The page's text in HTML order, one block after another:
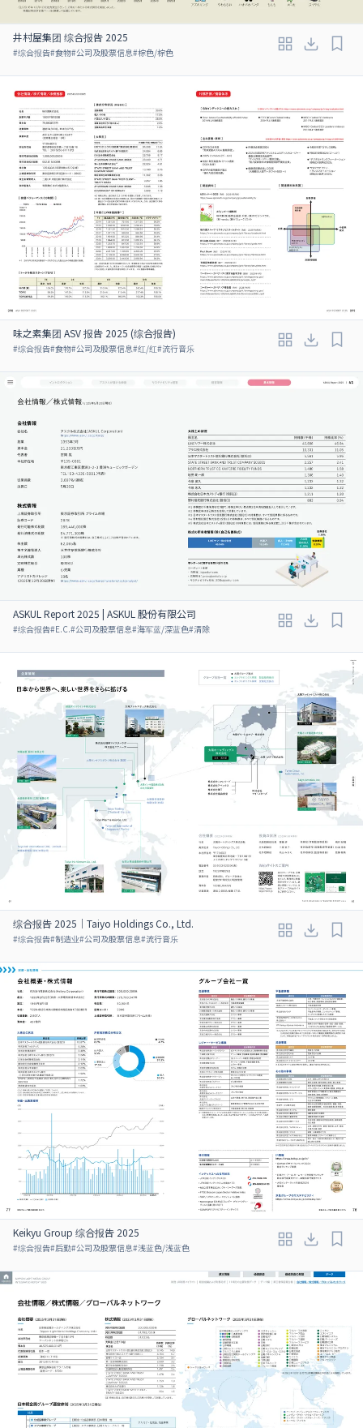
井村屋集团 综合报告 2025
#综合报告#食物#公司及股票信息#棕色/棕色
味之素集团 ASV 报告 2025 (综合报告)
#综合报告#食物#公司及股票信息#红/红#流行音乐
ASKUL Report 2025 | ASKUL 股份有限公司
#综合报告#E.C.#公司及股票信息#海军蓝/深蓝色#清除
综合报告 2025｜Taiyo Holdings Co., Ltd.
#综合报告#制造业#公司及股票信息#流行音乐
Keikyu Group 综合报告 2025
#综合报告#后勤#公司及股票信息#浅蓝色/浅蓝色